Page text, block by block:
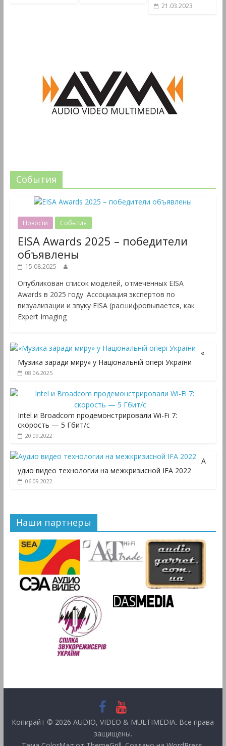
21.03.2023
События
Новости События
EISA Awards 2025 – победители
объявлены
15.08.2025
Опубликован список моделей, отмеченных EISA
Awards в 2025 году. Ассоциация экспертов по
визуализации и звуку EISA (расшифровывается, как
Expert Imaging
«
Музика заради миру» у Національній опері України
08.06.2025
Intel и Broadcom продемонстрировали Wi-Fi 7:
скорость — 5 Гбит/с
20.09.2022
А
удио видео технологии на межкризисной IFA 2022
06.09.2022
Наши партнеры
Копирайт © 2026AUDIO, VIDEO & MULTIMEDIA. Все права
защищены.